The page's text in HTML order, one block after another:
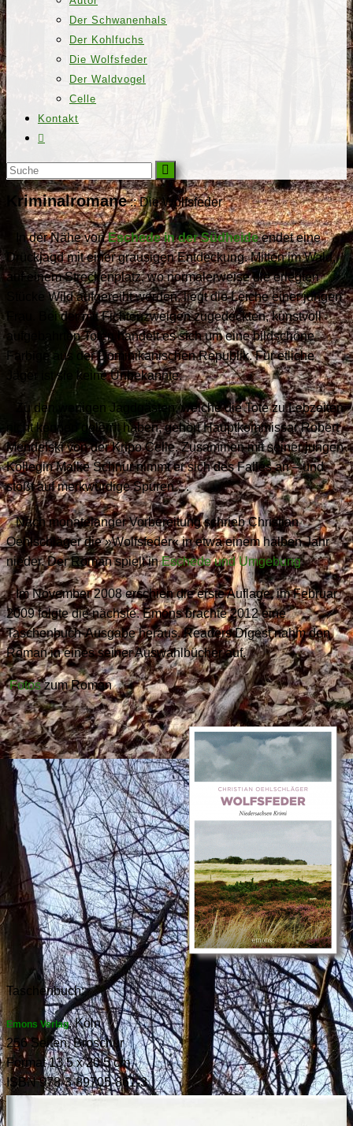
Der Schwanenhals
Der Kohlfuchs
Die Wolfsfeder
Der Waldvogel
Celle
Kontakt
Kriminalromane:: Die Wolfsfeder
In der Nähe vonEschede in der Südheideendet eine
Drückjagd mit einer grausigen Entdeckung. Mitten im Wald,
auf einem Streckenplatz, wo normalerweise die erlegten
Stücke Wild aufgereiht werden, liegt die Leiche einer jungen
Frau. Bei der mit Fichtenzweigen zugedeckten, kunstvoll
aufgebahrten Toten handelt es sich um eine bildschöne
Farbige aus der Dominikanischen Republik. Für etliche
Jäger ist sie keine Unbekannte.
Zu den wenigen Jagdgästen, welche die Tote zu Lebzeiten
nicht kennen gelernt haben, gehört Hauptkommissar Robert
Mendelski von der Kripo Celle. Zusammen mit seiner jungen
Kollegin Maike Schnur nimmt er sich des Falles an – und
stößt auf merkwürdige Spuren …
Nach monatelanger Vorbereitung schrieb Christian
Oehlschläger die »Wolfsfeder« in etwa einem halben Jahr
nieder. Der Roman spielt inEschede und Umgebung.
Im November 2008 erschien die erste Auflage, im Februar
2009 folgte die nächste. Emons brachte 2012 eine
Taschenbuch-Ausgabe heraus. Readers Digest nahm den
Roman in eines seiner Auswahlbücher auf.
Fotoszum Roman
Taschenbuch:
Emons Verlag, Köln
256 Seiten, Broschur
Format 13,5 x 20,5 cm
ISBN 978-3-89705-861-3